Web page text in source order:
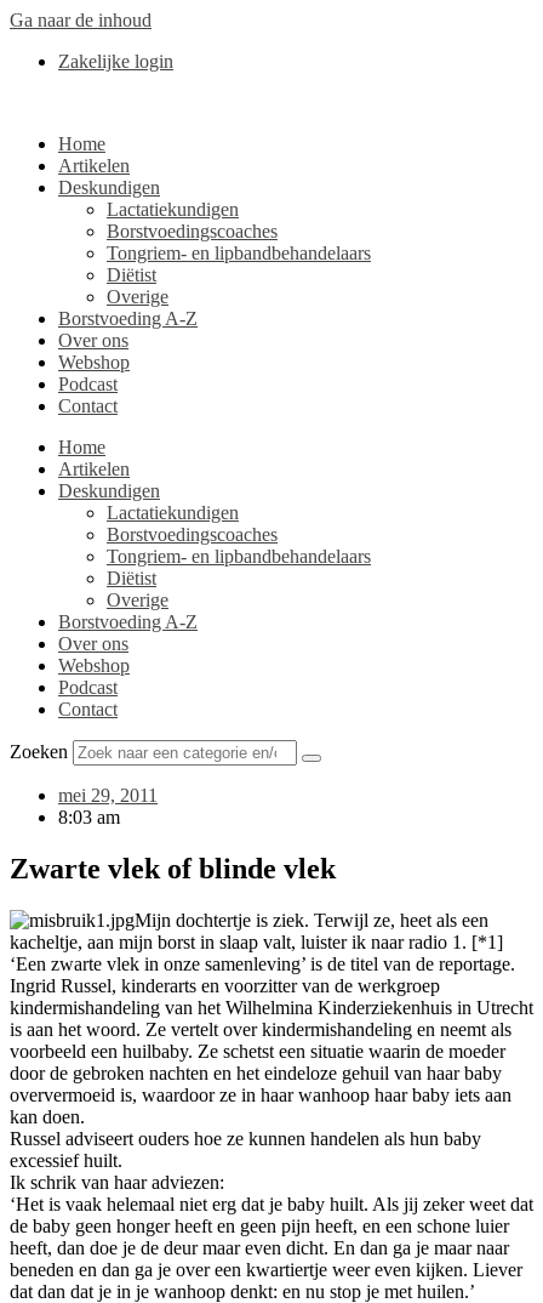
Ga naar de inhoud
Zakelijke login
Home
Artikelen
Deskundigen
Lactatiekundigen
Borstvoedingscoaches
Tongriem- en lipbandbehandelaars
Diëtist
Overige
Borstvoeding A-Z
Over ons
Webshop
Podcast
Contact
Home
Artikelen
Deskundigen
Lactatiekundigen
Borstvoedingscoaches
Tongriem- en lipbandbehandelaars
Diëtist
Overige
Borstvoeding A-Z
Over ons
Webshop
Podcast
Contact
Zoeken
mei 29, 2011
8:03 am
Zwarte vlek of blinde vlek
Mijn dochtertje is ziek. Terwijl ze, heet als een
kacheltje, aan mijn borst in slaap valt, luister ik naar radio 1. [*1]
‘Een zwarte vlek in onze samenleving’ is de titel van de reportage.
Ingrid Russel, kinderarts en voorzitter van de werkgroep
kindermishandeling van het Wilhelmina Kinderziekenhuis in Utrecht
is aan het woord. Ze vertelt over kindermishandeling en neemt als
voorbeeld een huilbaby. Ze schetst een situatie waarin de moeder
door de gebroken nachten en het eindeloze gehuil van haar baby
oververmoeid is, waardoor ze in haar wanhoop haar baby iets aan
kan doen.
Russel adviseert ouders hoe ze kunnen handelen als hun baby
excessief huilt.
Ik schrik van haar adviezen:
‘Het is vaak helemaal niet erg dat je baby huilt. Als jij zeker weet dat
de baby geen honger heeft en geen pijn heeft, en een schone luier
heeft, dan doe je de deur maar even dicht. En dan ga je maar naar
beneden en dan ga je over een kwartiertje weer even kijken. Liever
dat dan dat je in je wanhoop denkt: en nu stop je met huilen.’